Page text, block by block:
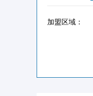
加盟区域：